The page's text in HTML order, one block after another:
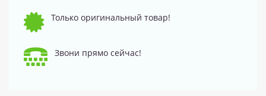
Только оригинальный товар!
Звони прямо сейчас!